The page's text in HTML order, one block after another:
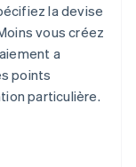
la devise
vous créez
a
points
particulière.